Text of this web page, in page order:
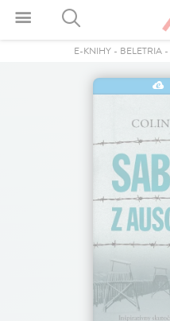
E-KNIHY - BELETRIA -